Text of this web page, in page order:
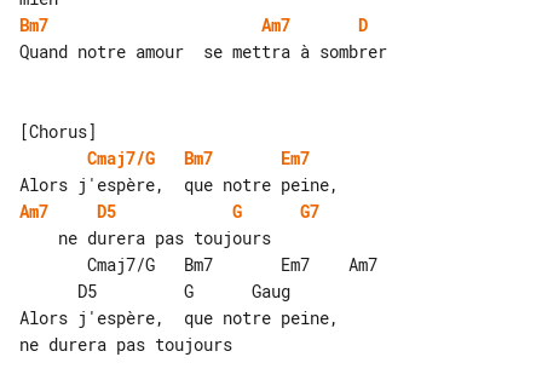
Bm7
Am7
D
Quand notre amour  se mettra à sombrer
Cmaj7/G
Bm7
Em7
Am7
D5 G
G7
Alors j'espère,  que notre peine,
ne durera pas toujours